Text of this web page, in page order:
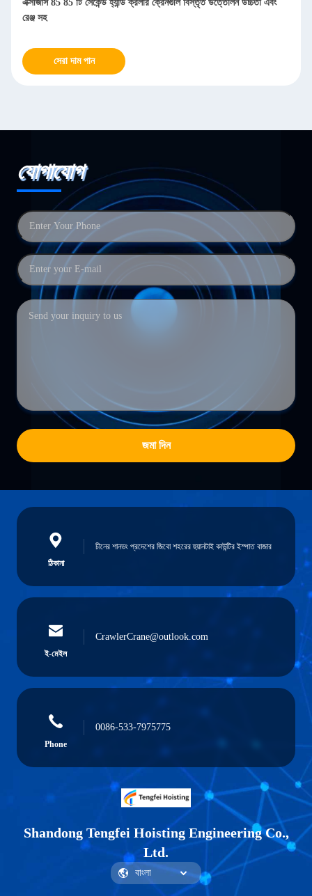
এক্সজিসি 85 85 টি সেকেন্ড হ্যান্ড ক্রলার ক্রেনগুলি বিস্তৃত উত্তোলন উচ্চতা এবং
রেঞ্জ সহ
সেরা দাম পান
যোগাযোগ
জমা দিন
ঠিকানা
চীনের শানডং প্রদেশের জিবো শহরের হুয়ানটাই কাউন্টির ইস্পাত বাজার
ই-মেইল
CrawlerCrane@outlook.com
Phone
0086-533-7975775
Shandong Tengfei Hoisting Engineering Co.,
Ltd.